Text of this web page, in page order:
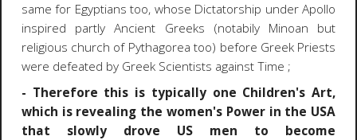
same for Egyptians too, whose Dictatorship under Apollo
inspired partly Ancient Greeks (notabily Minoan but
religious church of Pythagorea too) before Greek Priests
were defeated by Greek Scientists against Time ;
- Therefore this is typically one Children's Art,
which is revealing the women's Power in the USA
that slowly drove US men to become